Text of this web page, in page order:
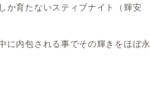
か育たないスティブナイト（輝安
に内包される事でその輝きをほぼ永